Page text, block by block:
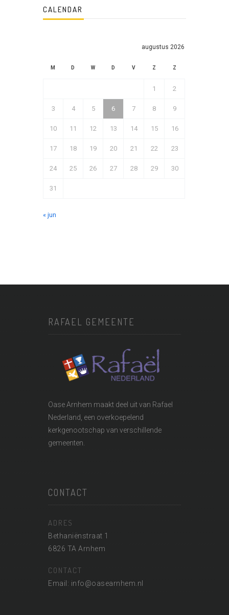
CALENDAR
augustus 2026
M D W D V Z Z
1 2
3 4 5 6 7 8 9
10 11 12 13 14 15 16
17 18 19 20 21 22 23
24 25 26 27 28 29 30
31
« jun
RAFAEL GEMEENTE
Oase Arnhem maakt deel uit van Rafael
Nederland , een overkoepelend
kerkgenootschap van verschillende
gemeenten.
CONTACT
ADRES
Bethaniënstraat 1
6826 TA Arnhem
CONTACT
Email: info@oasearnhem.nl